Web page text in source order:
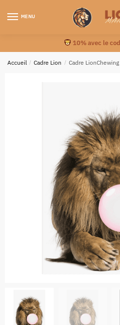
MENU
10% avec le
Accueil / Cadre Lion / Cadre LionChewing